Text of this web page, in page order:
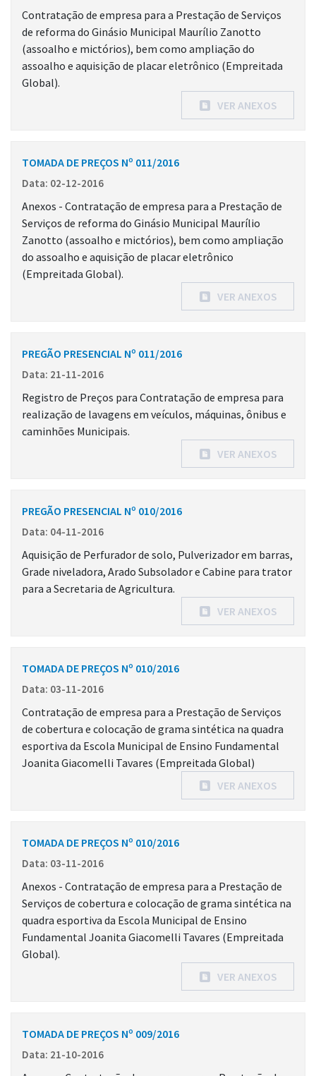
Contratação de empresa para a Prestação de Serviços
de reforma do Ginásio Municipal Maurílio Zanotto
(assoalho e mictórios), bem como ampliação do
assoalho e aquisição de placar eletrônico (Empreitada
Global).
VER ANEXOS
TOMADA DE PREÇOS Nº 011/2016
Data: 02-12-2016
Anexos - Contratação de empresa para a Prestação de
Serviços de reforma do Ginásio Municipal Maurílio
Zanotto (assoalho e mictórios), bem como ampliação
do assoalho e aquisição de placar eletrônico
(Empreitada Global).
VER ANEXOS
PREGÃO PRESENCIAL Nº 011/2016
Data: 21-11-2016
Registro de Preços para Contratação de empresa para
realização de lavagens em veículos, máquinas, ônibus e
caminhões Municipais.
VER ANEXOS
PREGÃO PRESENCIAL Nº 010/2016
Data: 04-11-2016
Aquisição de Perfurador de solo, Pulverizador em barras,
Grade niveladora, Arado Subsolador e Cabine para trator
para a Secretaria de Agricultura.
VER ANEXOS
TOMADA DE PREÇOS Nº 010/2016
Data: 03-11-2016
Contratação de empresa para a Prestação de Serviços
de cobertura e colocação de grama sintética na quadra
esportiva da Escola Municipal de Ensino Fundamental
Joanita Giacomelli Tavares (Empreitada Global)
VER ANEXOS
TOMADA DE PREÇOS Nº 010/2016
Data: 03-11-2016
Anexos - Contratação de empresa para a Prestação de
Serviços de cobertura e colocação de grama sintética na
quadra esportiva da Escola Municipal de Ensino
Fundamental Joanita Giacomelli Tavares (Empreitada
Global).
VER ANEXOS
TOMADA DE PREÇOS Nº 009/2016
Data: 21-10-2016